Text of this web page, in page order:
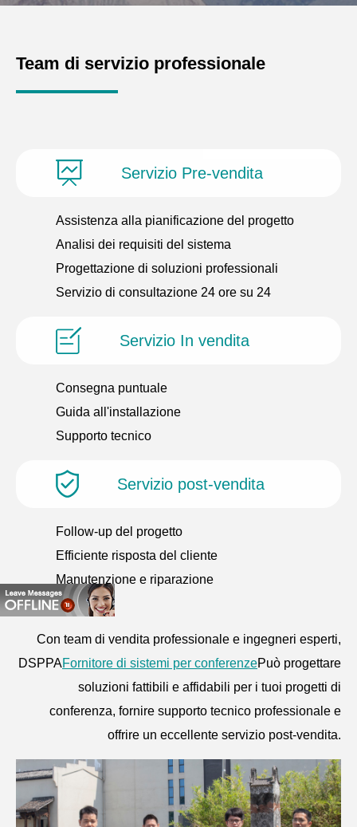
Team di servizio professionale
Servizio Pre-vendita
Assistenza alla pianificazione del progetto
Analisi dei requisiti del sistema
Progettazione di soluzioni professionali
Servizio di consultazione 24 ore su 24
Servizio In vendita
Consegna puntuale
Guida all'installazione
Supporto tecnico
Servizio post-vendita
Follow-up del progetto
Efficiente risposta del cliente
Manutenzione e riparazione
Con team di vendita professionale e ingegneri esperti,
DSPPAFornitore di sistemi per conferenzePuò progettare
soluzioni fattibili e affidabili per i tuoi progetti di
conferenza, fornire supporto tecnico professionale e
offrire un eccellente servizio post-vendita.